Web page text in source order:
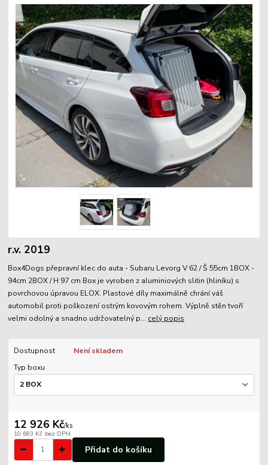
r.v. 2019
Box4Dogs přepravní klec do auta - Subaru Levorg V 62 / Š 55cm 1BOX -
94cm 2BOX / H 97 cm Box je vyroben z aluminiových slitin (hliníku) s
povrchovou úpravou ELOX. Plastové díly maximálně chrání váš
automobil proti poškození ostrým kovovým rohem. Výplně stěn tvoří
velmi odolný a snadno udržovatelný p... celý popis
Dostupnost
Není skladem
Typ boxu
12 926 Kč/ks
10 683 Kč bez DPH
Přidat do košíku